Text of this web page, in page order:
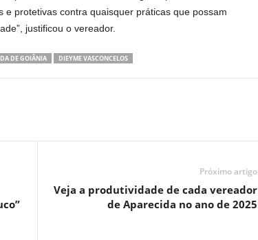
e protetivas contra quaisquer práticas que possam
justificou o vereador.
DE GOIÂNIA DIEYME VASCONCELOS
Próximo artigo
Veja a produtividade de cada vereador
de Aparecida no ano de 2025